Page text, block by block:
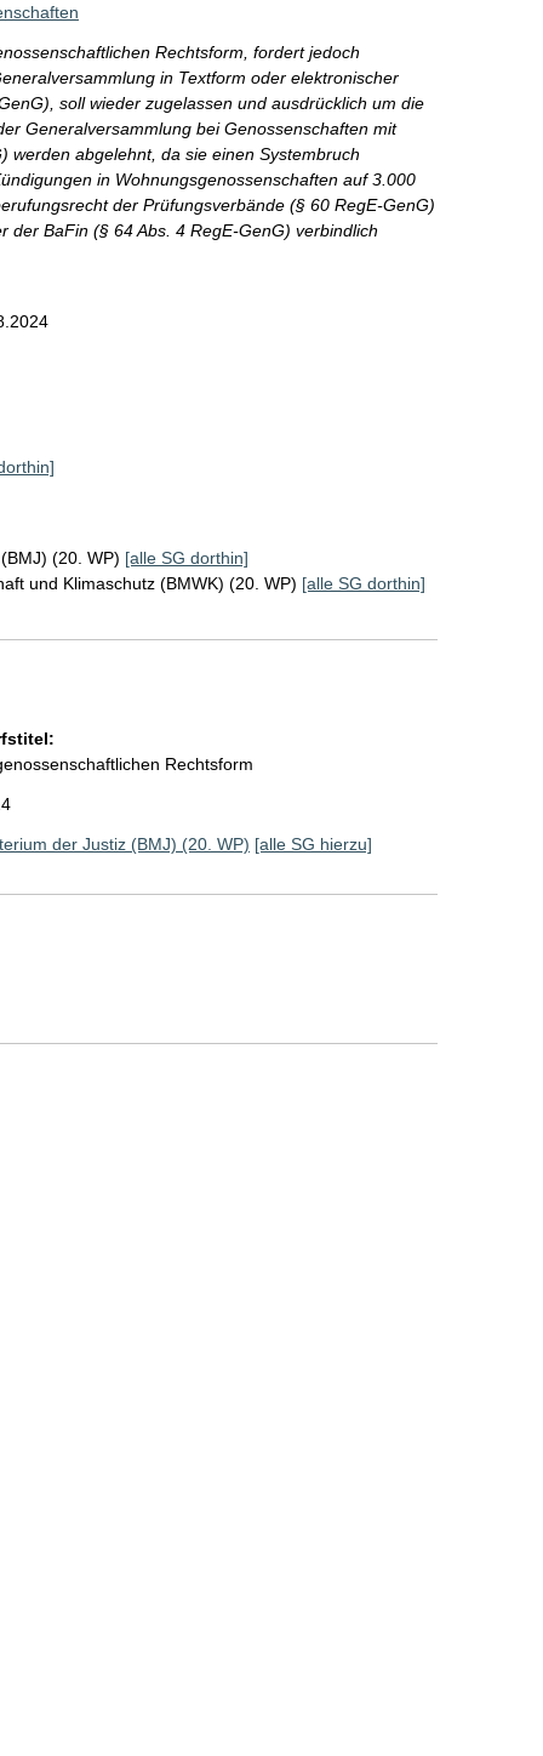
Rechtsform, fordert jedoch
in Textform oder elektronischer
soll wieder zugelassen und ausdrücklich um die
Generalversammlung bei Genossenschaften mit
werden abgelehnt, da sie einen Systembruch
in Wohnungsgenossenschaften auf 3.000
der Prüfungsverbände (§ 60 RegE-GenG)
BaFin (§ 64 Abs. 4 RegE-GenG) verbindlich
(20. WP) [alle SG dorthin]
und Klimaschutz (BMWK) (20. WP) [alle SG dorthin]
Rechtsform
der Justiz (BMJ) (20. WP) [alle SG hierzu]